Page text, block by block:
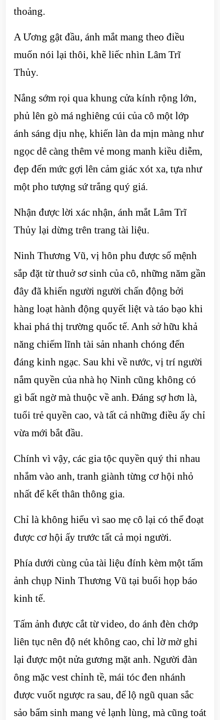
thoảng.
A Ương gật đầu, ánh mắt mang theo điều
muốn nói lại thôi, khẽ liếc nhìn Lâm Trĩ
Thủy.
Nắng sớm rọi qua khung cửa kính rộng lớn,
phủ lên gò má nghiêng cúi của cô một lớp
ánh sáng dịu nhẹ, khiến làn da mịn màng như
ngọc dê càng thêm vẻ mong manh kiều diễm,
đẹp đến mức gợi lên cảm giác xót xa, tựa như
một pho tượng sứ trắng quý giá.
Nhận được lời xác nhận, ánh mắt Lâm Trĩ
Thủy lại dừng trên trang tài liệu.
Ninh Thương Vũ, vị hôn phu được số mệnh
sắp đặt từ thuở sơ sinh của cô, những năm gần
đây đã khiến người người chấn động bởi
hàng loạt hành động quyết liệt và táo bạo khi
khai phá thị trường quốc tế. Anh sở hữu khả
năng chiếm lĩnh tài sản nhanh chóng đến
đáng kinh ngạc. Sau khi về nước, vị trí người
nắm quyền của nhà họ Ninh cũng không có
gì bất ngờ mà thuộc về anh. Đáng sợ hơn là,
tuổi trẻ quyền cao, và tất cả những điều ấy chỉ
vừa mới bắt đầu.
Chính vì vậy, các gia tộc quyền quý thi nhau
nhắm vào anh, tranh giành từng cơ hội nhỏ
nhất để kết thân thông gia.
Chỉ là không hiểu vì sao mẹ cô lại có thể đoạt
được cơ hội ấy trước tất cả mọi người.
Phía dưới cùng của tài liệu đính kèm một tấm
ảnh chụp Ninh Thương Vũ tại buổi họp báo
kinh tế.
Tấm ảnh được cắt từ video, do ánh đèn chớp
liên tục nên độ nét không cao, chỉ lờ mờ ghi
lại được một nửa gương mặt anh. Người đàn
ông mặc vest chỉnh tề, mái tóc đen nhánh
được vuốt ngược ra sau, để lộ ngũ quan sắc
sảo bẩm sinh mang vẻ lạnh lùng, mà cũng toát